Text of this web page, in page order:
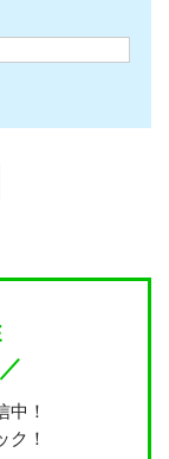
中！
ク！